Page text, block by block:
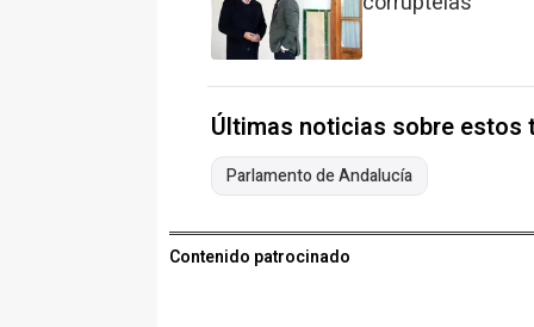
Últimas noticias sobre estos
Parlamento de Andalucía
Contenido patrocinado